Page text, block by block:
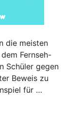
die meisten
Fernseh-
Schüler gegen
Beweis zu
für …